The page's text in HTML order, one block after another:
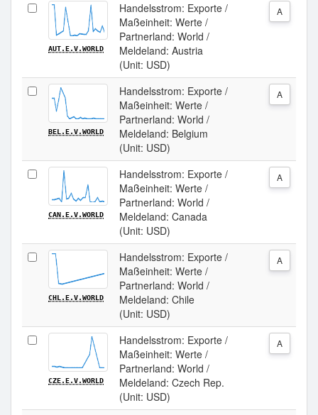
AUT.E.V.WORLD
Handelsstrom: Exporte /
Maßeinheit: Werte /
Partnerland: World /
Meldeland: Austria
(Unit: USD)
A
BEL.E.V.WORLD
Handelsstrom: Exporte /
Maßeinheit: Werte /
Partnerland: World /
Meldeland: Belgium
(Unit: USD)
A
CAN.E.V.WORLD
Handelsstrom: Exporte /
Maßeinheit: Werte /
Partnerland: World /
Meldeland: Canada
(Unit: USD)
A
CHL.E.V.WORLD
Handelsstrom: Exporte /
Maßeinheit: Werte /
Partnerland: World /
Meldeland: Chile
(Unit: USD)
A
CZE.E.V.WORLD
Handelsstrom: Exporte /
Maßeinheit: Werte /
Partnerland: World /
Meldeland: Czech Rep.
(Unit: USD)
A